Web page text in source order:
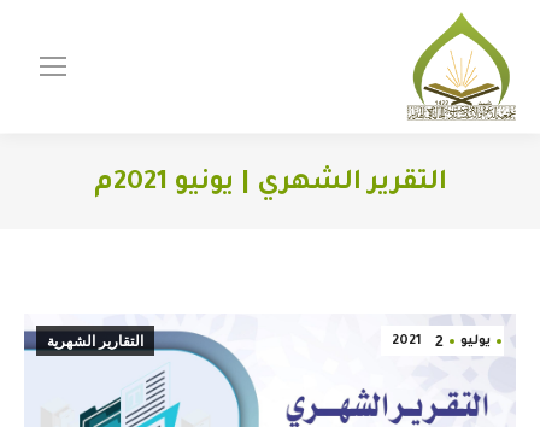
التقرير الشهري | يونيو 2021م
يوليو 2
2021 التقارير الشهرية